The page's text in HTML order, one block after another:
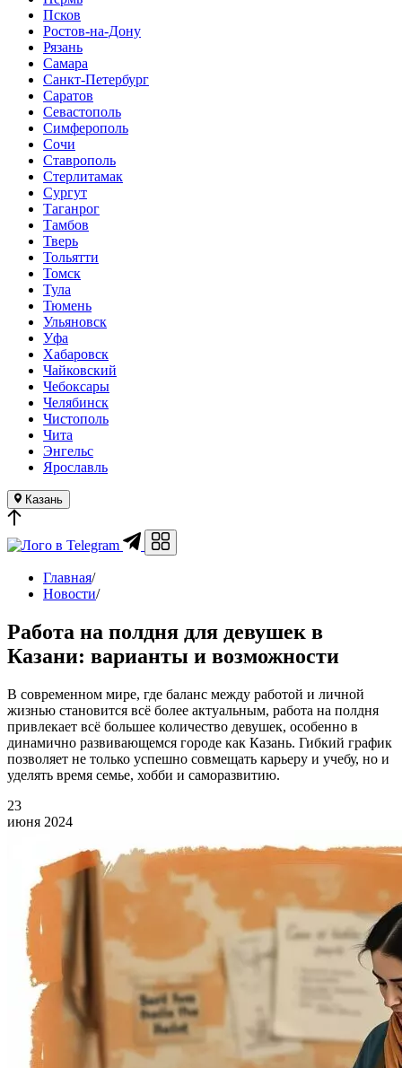
Псков
Ростов-на-Дону
Рязань
Самара
Санкт-Петербург
Саратов
Севастополь
Симферополь
Сочи
Ставрополь
Стерлитамак
Сургут
Таганрог
Тамбов
Тверь
Тольятти
Томск
Тула
Тюмень
Ульяновск
Уфа
Хабаровск
Чайковский
Чебоксары
Челябинск
Чистополь
Чита
Энгельс
Ярославль
Казань
в Telegram
Главная/
Новости/
Работа на полдня для девушек в
Казани: варианты и возможности
В современном мире, где баланс между работой и личной
жизнью становится всё более актуальным, работа на полдня
привлекает всё большее количество девушек, особенно в
динамично развивающемся городе как Казань. Гибкий график
позволяет не только успешно совмещать карьеру и учебу, но и
уделять время семье, хобби и саморазвитию.
23
июня 2024